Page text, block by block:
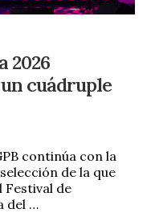
2026
cuádruple
continúa con la
de la que
Festival de
del …